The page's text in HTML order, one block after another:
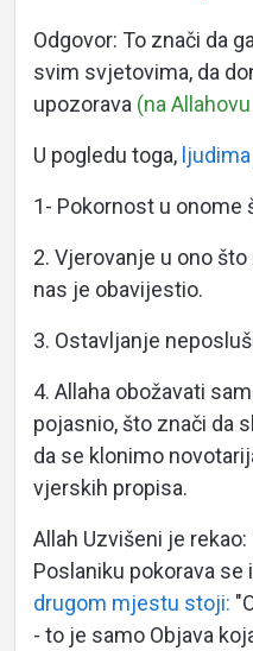
Languages
Odgovor: To znači da
svim svjetovima, da
upozorava (na
U pogledu toga,
1- Pokornost u onome
2. Vjerovanje u ono
nas je obavijestio.
3. Ostavljanje
4. Allaha obožavati
pojasnio, što znači da
da se klonimo
vjerskih propisa.
Allah Uzvišeni je
Poslaniku pokorava se
drugom mjestu stoji:
- to je samo Objava